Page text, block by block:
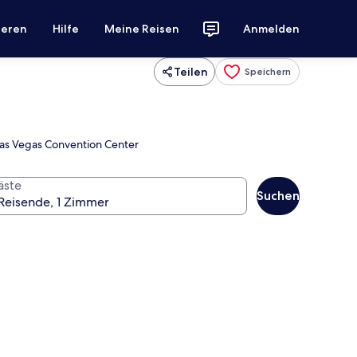
Hilfe Meine Reisen Anmelden
Teilen Speichern
Vegas Convention Center
Suchen